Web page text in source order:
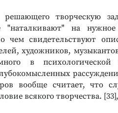
творческую
"наталкивают" на
чем свидетельствуют
художников,
в
вообще считает, что
всякого творчества.